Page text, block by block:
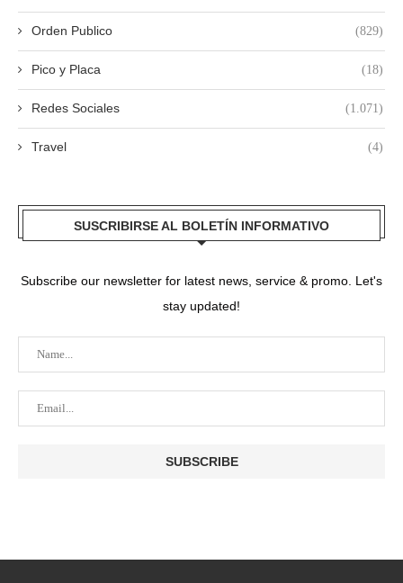
Orden Publico (829)
Pico y Placa (18)
Redes Sociales (1.071)
Travel (4)
SUSCRIBIRSE AL BOLETÍN INFORMATIVO
Subscribe our newsletter for latest news, service & promo. Let's
stay updated!